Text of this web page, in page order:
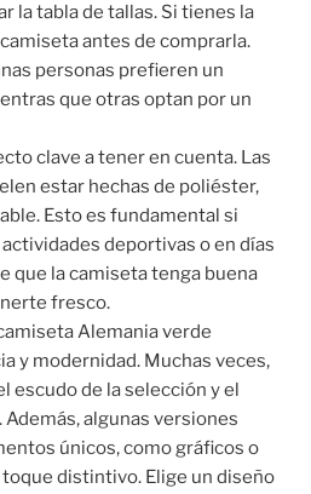
la tabla de tallas. Si tienes la
antes de comprarla.
personas prefieren un
que otras optan por un
clave a tener en cuenta. Las
estar hechas de poliéster,
Esto es fundamental si
deportivas o en días
que la camiseta tenga buena
fresco.
Alemania verde
y modernidad. Muchas veces,
escudo de la selección y el
algunas versiones
únicos, como gráficos o
distintivo. Elige un diseño